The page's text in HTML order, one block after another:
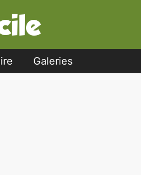
Galeries